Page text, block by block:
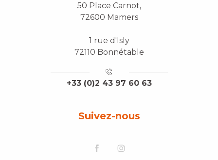
50 Place Carnot,
72600 Mamers
1 rue d'Isly
72110 Bonnétable
+33 (0)2 43 97 60 63
Suivez-nous